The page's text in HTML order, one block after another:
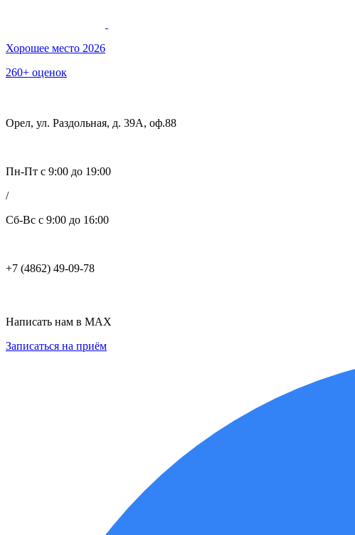
Хорошее место 2026
260+ оценок
Орел, ул. Раздольная, д. 39А, оф.88
Пн-Пт с 9:00 до 19:00
/
Сб-Вс с 9:00 до 16:00
+7 (4862) 49-09-78
Написать нам в MAX
Записаться на приём